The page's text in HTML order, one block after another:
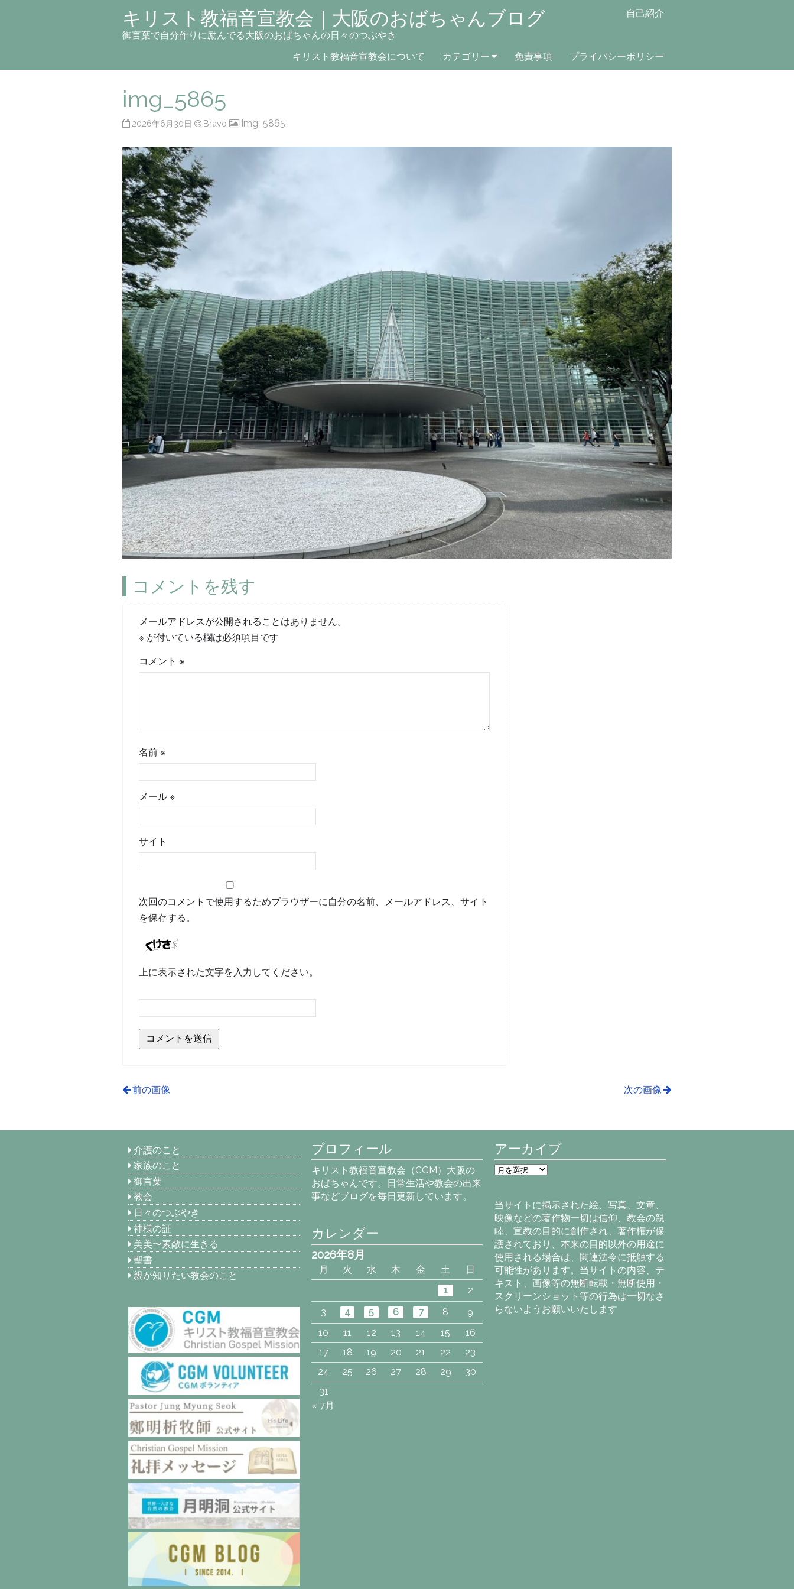
キリスト教福音宣教会｜大阪のおばちゃんブログ
御言葉で自分作りに励んでる大阪のおばちゃんの日々のつぶやき
自己紹介
キリスト教福音宣教会について カテゴリー 免責事項 プライバシーポリシー
img_5865
2026年6月30日 Bravo img_5865
コメントを残す
メールアドレスが公開されることはありません。
※ が付いている欄は必須項目です
コメント※
名前※
メール※
サイト
次回のコメントで使用するためブラウザーに自分の名前、メールアドレス、サイト
を保存する。
上に表示された文字を入力してください。
次の画像
前の画像
介護のこと
家族のこと
御言葉
教会
日々のつぶやき
神様の証
美美〜素敵に生きる
聖書
親が知りたい教会のこと
プロフィール
キリスト教福音宣教会（CGM）大阪の
おばちゃんです。日常生活や教会の出来
事などブログを毎日更新しています。
アーカイブ
ア
ー
ブ
当サイトに掲示された絵、写真、文章、
映像などの著作物一切は信仰、教会の親
睦、宣教の目的に創作され、著作権が保
護されており、本来の目的以外の用途に
使用される場合は、関連法令に抵触する
可能性があります。当サイトの内容、テ
キスト、画像等の無断転載・無断使用・
スクリーンショット等の行為は一切なさ
らないようお願いいたします
カレンダー
2026年8月
月 火 水 木 金 土
日
1
2
3
4 5 6 7 8
9
10
11 12 13 14 15
16
17
18 19 20 21 22
23
24
25 26 27 28 29
30
31
« 7月